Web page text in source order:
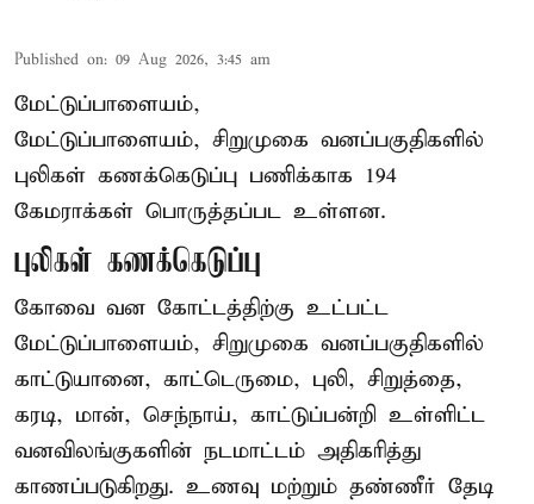
Published on: 09 Aug 2026, 3:45 am
மேட்டுப்பாளையம்,
மேட்டுப்பாளையம், சிறுமுகை வனப்பகுதிகளில்
புலிகள் கணக்கெடுப்பு பணிக்காக 194
கேமராக்கள் பொருத்தப்பட உள்ளன.
புலிகள் கணக்கெடுப்பு
கோவை வன கோட்டத்திற்கு உட்பட்ட
மேட்டுப்பாளையம், சிறுமுகை வனப்பகுதிகளில்
காட்டுயானை, காட்டெருமை, புலி, சிறுத்தை,
கரடி, மான், செந்நாய், காட்டுப்பன்றி உள்ளிட்ட
வனவிலங்குகளின் நடமாட்டம் அதிகரித்து
காணப்படுகிறது. உணவு மற்றும் தண்ணீர் தேடி